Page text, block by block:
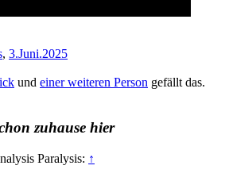
, 3.Juni.2025
und einer weiteren Person gefällt das.
zuhause hier
Paralysis: ↑